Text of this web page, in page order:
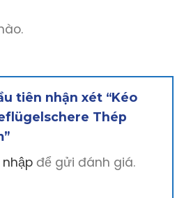
tiên nhận xét “Kéo
Thép
để gửi đánh giá.